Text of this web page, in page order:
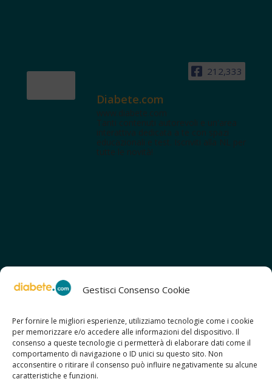
Gestisci Consenso Cookie
Per fornire le migliori esperienze, utilizziamo tecnologie come i cookie
per memorizzare e/o accedere alle informazioni del dispositivo. Il
consenso a queste tecnologie ci permetterà di elaborare dati come il
comportamento di navigazione o ID unici su questo sito. Non
acconsentire o ritirare il consenso può influire negativamente su alcune
caratteristiche e funzioni.
212,333
Diabete.com
www.diabete.com
Tanti contenuti autorevoli e un'area
interattiva dedicata a te con spazi
educazionali e test. Iscriviti alla NL per
tutte le novità!
SCOPRI ANCHE:
> ilmiodiabete.com
> casadiabete.it
> digitaldiabetes.srl
> obesitalia.com